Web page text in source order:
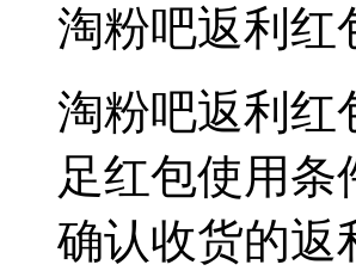
淘粉吧返利
淘粉吧返利红
足红包使用
确认收货的返